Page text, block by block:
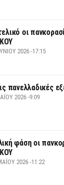
οι
2026 -17:15
πανελλαδικές
2026 -9:09
φάση οι
2026 -11:22